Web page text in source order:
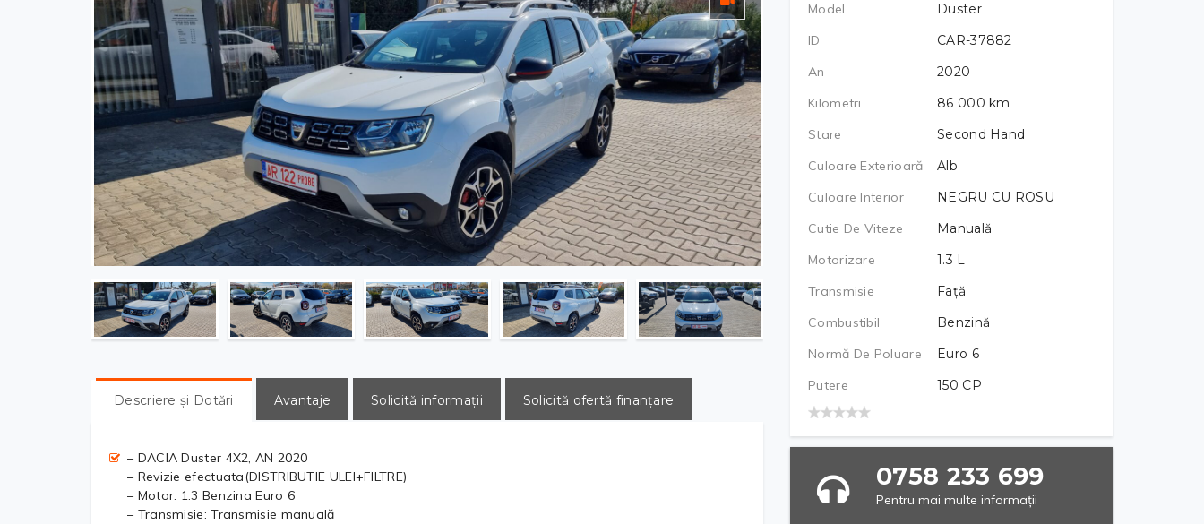
Descriere și Dotări Avantaje Solicită informații Solicită ofertă finanțare
– DACIA Duster 4X2, AN 2020
– Revizie efectuata(DISTRIBUTIE ULEI+FILTRE)
– Motor. 1.3 Benzina Euro 6
– Transmisie: Transmisie manuală
Model
Duster
ID
CAR-37882
An
2020
Kilometri
86 000 km
Stare
Second Hand
Culoare Exterioară
Alb
Culoare Interior
NEGRU CU ROSU
Cutie De Viteze
Manuală
Motorizare
1.3 L
Transmisie
Față
Combustibil
Benzină
Normă De Poluare
Euro 6
Putere
150 CP
0758 233 699
Pentru mai multe informații